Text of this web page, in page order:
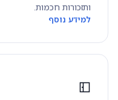
ותזכורות חכמות.
למידע נוסף